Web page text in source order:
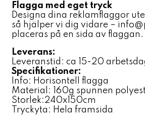
Flagga med eget tryck
Designa dina reklamflaggor
så hjälper vi dig vidare –
placeras på en sida av
Leverans:
Leveranstid: ca 15-20
Specifikationer:
Info: Horisontell flagga
Material: 160g spunnen
Storlek:240x150cm
Tryckyta: Hela framsida